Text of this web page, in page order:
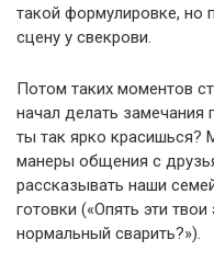
такой формулировке, но
сцену у свекрови.
Потом таких моментов
начал делать замечания
ты так ярко красишься?
манеры общения с
рассказывать наши
готовки («Опять эти
нормальный сварить?»).